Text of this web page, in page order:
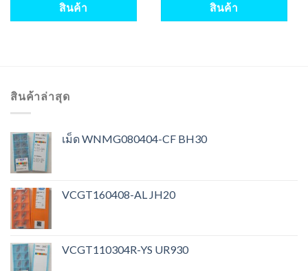
สินค้า สินค้า
สินค้าล่าสุด
เม็ด WNMG080404-CF BH30
VCGT160408-AL JH20
VCGT110304R-YS UR930